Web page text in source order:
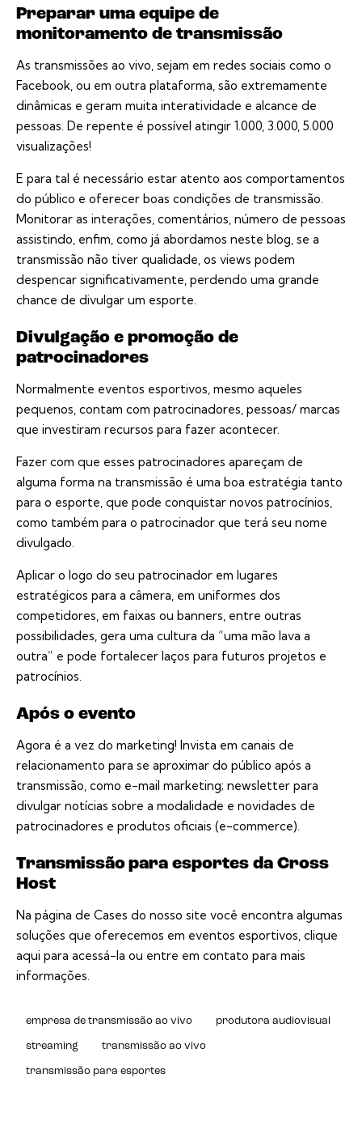
Preparar uma equipe de
monitoramento de transmissão
As transmissões ao vivo, sejam em redes sociais como o
Facebook, ou em outra plataforma, são extremamente
dinâmicas e geram muita interatividade e alcance de
pessoas. De repente é possível atingir 1.000, 3.000, 5.000
visualizações!
E para tal é necessário estar atento aos comportamentos
do público e oferecer boas condições de transmissão.
Monitorar as interações, comentários, número de pessoas
assistindo, enfim, como já abordamos neste blog, se a
transmissão não tiver qualidade, os views podem
despencar significativamente, perdendo uma grande
chance de divulgar um esporte.
Divulgação e promoção de
patrocinadores
Normalmente eventos esportivos, mesmo aqueles
pequenos, contam com patrocinadores, pessoas/ marcas
que investiram recursos para fazer acontecer.
Fazer com que esses patrocinadores apareçam de
alguma forma na transmissão é uma boa estratégia tanto
para o esporte, que pode conquistar novos patrocínios,
como também para o patrocinador que terá seu nome
divulgado.
Aplicar o logo do seu patrocinador em lugares
estratégicos para a câmera, em uniformes dos
competidores, em faixas ou banners, entre outras
possibilidades, gera uma cultura da “uma mão lava a
outra” e pode fortalecer laços para futuros projetos e
patrocínios.
Após o evento
Agora é a vez do marketing! Invista em canais de
relacionamento para se aproximar do público após a
transmissão, como e-mail marketing; newsletter para
divulgar notícias sobre a modalidade e novidades de
patrocinadores e produtos oficiais (e-commerce).
Transmissão para esportes da Cross
Host
Na página de Cases do nosso site você encontra algumas
soluções que oferecemos em eventos esportivos, clique
aqui para acessá-la ou entre em contato para mais
informações.
empresa de transmissão ao vivo produtora audiovisual
streaming transmissão ao vivo
transmissão para esportes